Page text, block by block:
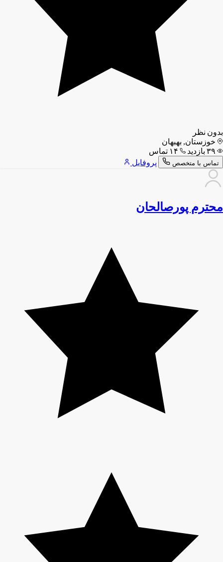
بدون نظر
خوزستان, بهبهان
تماس با متخصص پروفایل
محترم پورصالحان